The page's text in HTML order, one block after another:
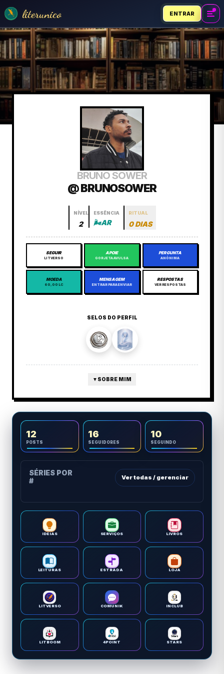
literunico ENTRAR
BRUNO SOWER
@ BRUNOSOWER
NÍVEL
2
ESSÊNCIA
🌬️AR
RITUAL
0 DIAS
SEGUIR
LITVERSO
APOIE
GORJETA AVULSA
PERGUNTA
ANÔNIMA
MOEDA
60,00 LC
MENSAGEM
ENTRAR PARA ENVIAR
RESPOSTAS
VER RESPOSTAS
SELOS DO PERFIL
▼ SOBRE MIM
12
POSTS
16
SEGUIDORES
10
SEGUINDO
SÉRIES POR
#
Ver todas / gerenciar
IDEIAS SERVIÇOS LIVROS
LEITURAS ESTRADA LOJA
LITVERSO COMUNIK INCLUB
LITBOOM 4POINT STARS